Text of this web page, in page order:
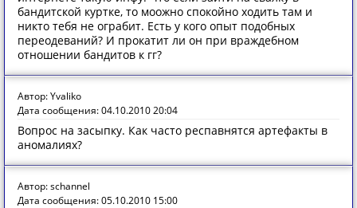
бандитской куртке, то моожно спокойно ходить там и
никто тебя не ограбит. Есть у кого опыт подобных
переодеваний? И прокатит ли он при враждебном
отношении бандитов к гг?
Автор: Yvaliko
Дата сообщения: 04.10.2010 20:04
Вопрос на засыпку. Как часто респавнятся артефакты в
аномалиях?
Автор: schannel
Дата сообщения: 05.10.2010 15:00